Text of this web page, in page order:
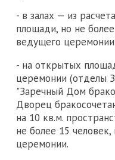
- в залах — из
площади, но не
ведущего
- на открытых
церемонии (отделы
"Заречный Дом
Дворец
на 10 кв.м.
не более 15
церемонии.